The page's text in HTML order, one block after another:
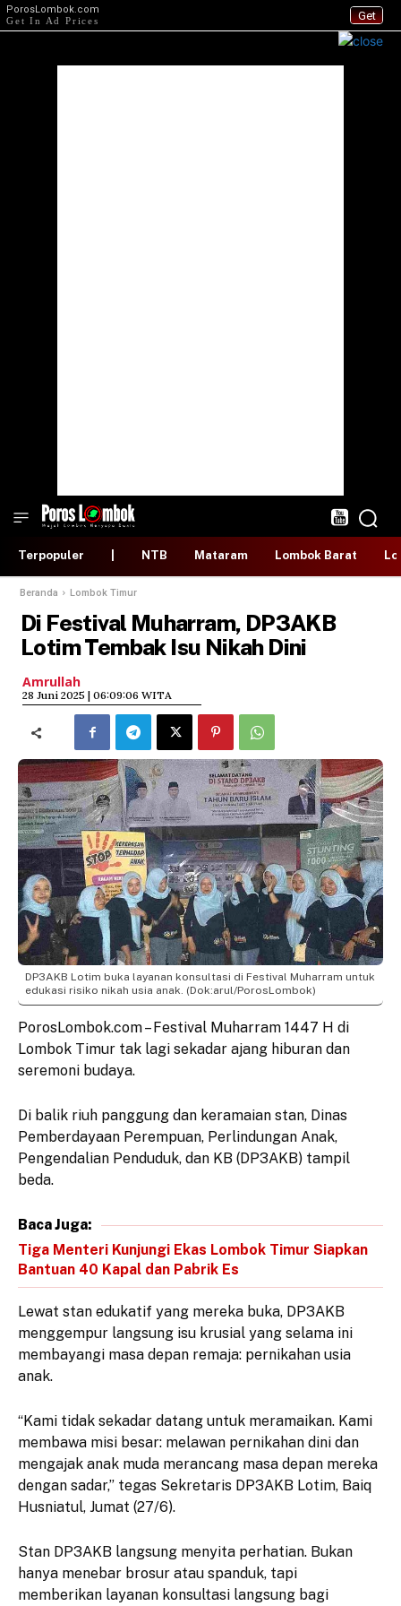
Get
PorosLombok.com
Get In Ad Prices
Terpopuler NTB Mataram Lombok Barat
Beranda Lombok Timur
Di Festival Muharram, DP3AKB
Lotim Tembak Isu Nikah Dini
Amrullah
​28 Juni 2025 | 06:09:06 WITA
DP3AKB Lotim buka layanan konsultasi di Festival Muharram untuk
edukasi risiko nikah usia anak. (Dok:arul/PorosLombok)
PorosLombok.com – Festival Muharram 1447 H di
Lombok Timur tak lagi sekadar ajang hiburan dan
seremoni budaya.
Di balik riuh panggung dan keramaian stan, Dinas
Pemberdayaan Perempuan, Perlindungan Anak,
Pengendalian Penduduk, dan KB (DP3AKB) tampil
beda.
Baca Juga:
Tiga Menteri Kunjungi Ekas Lombok Timur Siapkan
Bantuan 40 Kapal dan Pabrik Es
Lewat stan edukatif yang mereka buka, DP3AKB
menggempur langsung isu krusial yang selama ini
membayangi masa depan remaja: pernikahan usia
anak.
“Kami tidak sekadar datang untuk meramaikan. Kami
membawa misi besar: melawan pernikahan dini dan
mengajak anak muda merancang masa depan mereka
dengan sadar,” tegas Sekretaris DP3AKB Lotim, Baiq
Husniatul, Jumat (27/6).
Stan DP3AKB langsung menyita perhatian. Bukan
hanya menebar brosur atau spanduk, tapi
memberikan layanan konsultasi langsung bagi